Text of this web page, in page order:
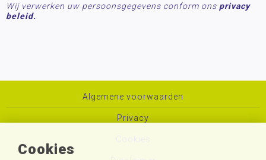
Cookies
Wij verwerken uw persoonsgegevens conform ons privacy
beleid.
Algemene voorwaarden
Privacy